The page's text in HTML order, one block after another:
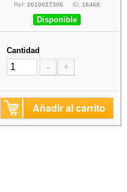
Ref: 2010027306 ID: 16468
Disponible
Cantidad
- +
Añadir al carrito